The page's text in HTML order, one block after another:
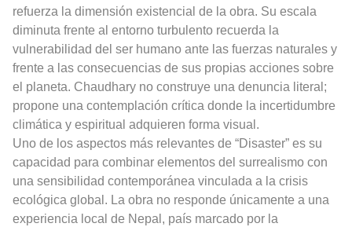
refuerza la dimensión existencial de la obra. Su escala
diminuta frente al entorno turbulento recuerda la
vulnerabilidad del ser humano ante las fuerzas naturales y
frente a las consecuencias de sus propias acciones sobre
el planeta. Chaudhary no construye una denuncia literal;
propone una contemplación crítica donde la incertidumbre
climática y espiritual adquieren forma visual.
Uno de los aspectos más relevantes de “Disaster” es su
capacidad para combinar elementos del surrealismo con
una sensibilidad contemporánea vinculada a la crisis
ecológica global. La obra no responde únicamente a una
experiencia local de Nepal, país marcado por la